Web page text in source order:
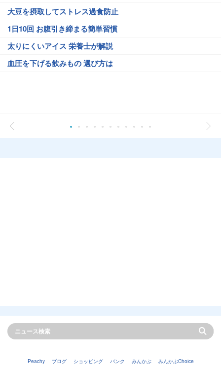
大豆を摂取してストレス過食防止
1日10回 お腹引き締まる簡単習慣
太りにくいアイス 栄養士が解説
血圧を下げる飲みもの 選び方は
Peachy ブログ ショッピング バンク みんかぶ みんかぶChoice